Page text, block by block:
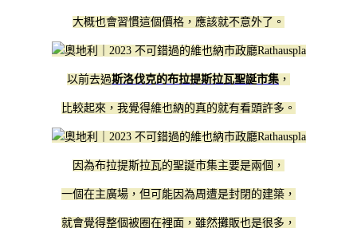
大概也會習慣這個價格，應該就不意外了。
以前去過斯洛伐克的布拉提斯拉瓦聖誕市集 ，
比較起來，我覺得維也納的真的就有看頭許多。
因為布拉提斯拉瓦的聖誕市集主要是兩個，
一個在主廣場，但可能因為周遭是封閉的建築，
就會覺得整個被圈在裡面，雖然攤販也是很多，